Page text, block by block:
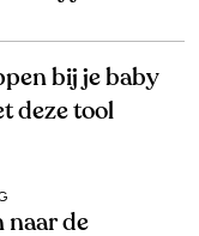
bij je baby
deze tool
naar de